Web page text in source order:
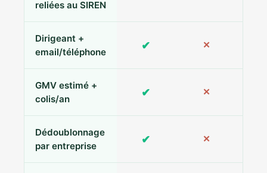
reliées au SIREN
Dirigeant +
email/téléphone
✔ ✕
GMV estimé +
colis/an
✔ ✕
Dédoublonnage
par entreprise
✔ ✕